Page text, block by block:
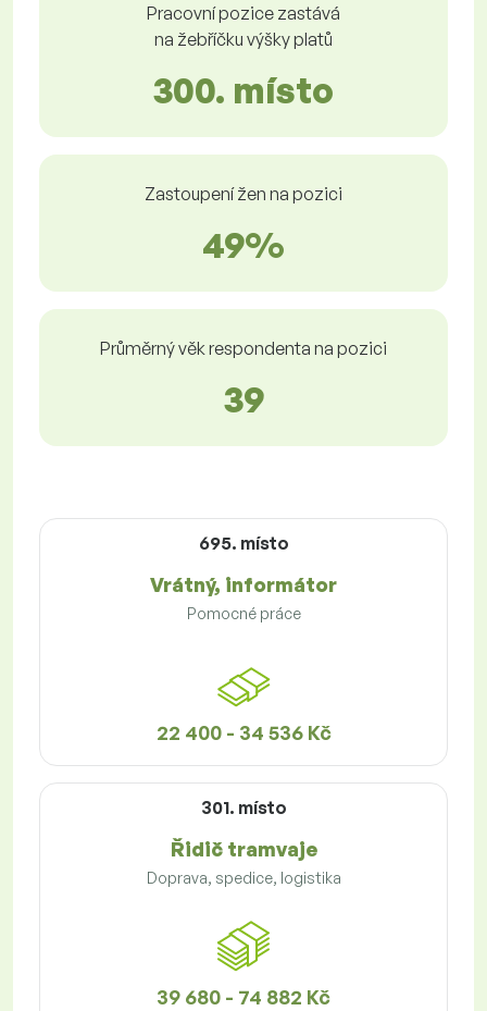
Pracovní pozice zastává
na žebříčku výšky platů
300. místo
Zastoupení žen na pozici
49%
Průměrný věk respondenta na pozici
39
695. místo
Vrátný, informátor
Pomocné práce
22 400 - 34 536 Kč
301. místo
Řidič tramvaje
Doprava, spedice, logistika
39 680 - 74 882 Kč